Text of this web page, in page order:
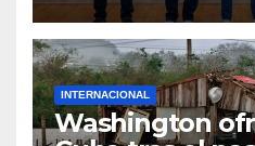
INTERNACIONAL
Washington